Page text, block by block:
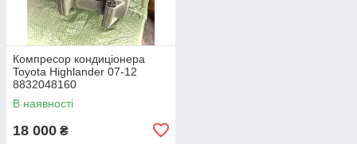
Компресор кондиціонера
Toyota Highlander 07-12
8832048160
В наявності
18 000 ₴